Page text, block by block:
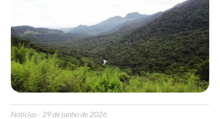
Notícias - 29 de junho de 2026